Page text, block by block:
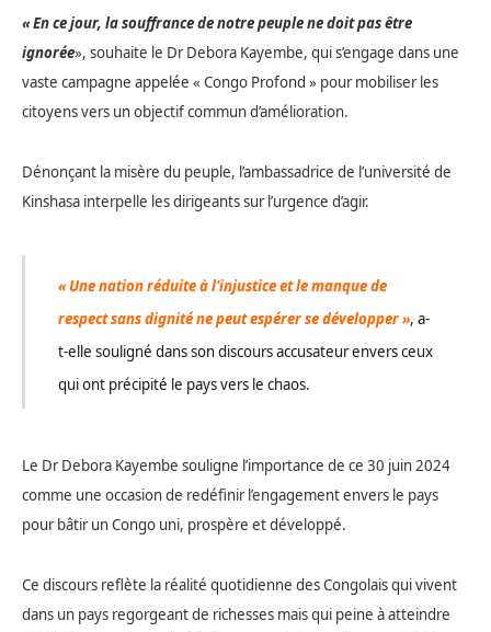
« En ce jour, la souffrance de notre peuple ne doit pas être
ignorée», souhaite le Dr Debora Kayembe, qui s’engage dans une
vaste campagne appelée « Congo Profond » pour mobiliser les
citoyens vers un objectif commun d’amélioration.
Dénonçant la misère du peuple, l’ambassadrice de l’université de
Kinshasa interpelle les dirigeants sur l’urgence d’agir.
« Une nation réduite à l’injustice et le manque de
respect sans dignité ne peut espérer se développer », a-
t-elle souligné dans son discours accusateur envers ceux
qui ont précipité le pays vers le chaos.
Le Dr Debora Kayembe souligne l’importance de ce 30 juin 2024
comme une occasion de redéfinir l’engagement envers le pays
pour bâtir un Congo uni, prospère et développé.
Ce discours reflète la réalité quotidienne des Congolais qui vivent
dans un pays regorgeant de richesses mais qui peine à atteindre